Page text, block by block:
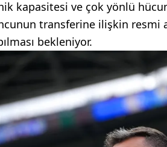
kapasitesi ve çok yönlü
transferine ilişkin resmi
bekleniyor.